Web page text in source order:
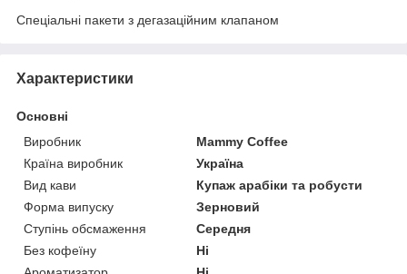
Спеціальні пакети з дегазаційним клапаном
Характеристики
Основні
Виробник
Mammy Coffee
Країна виробник
Україна
Вид кави
Купаж арабіки та робусти
Форма випуску
Зерновий
Ступінь обсмаження
Середня
Без кофеїну
Ні